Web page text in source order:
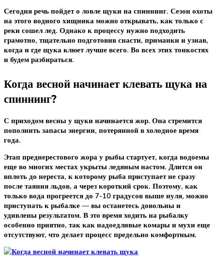
Сегодня речь пойдет о ловле щуки на спиннинг. Сезон охоты
на этого водного хищника можно открывать, как только с
реки сошел лед. Однако к процессу нужно подходить
грамотно, тщательно подготовив снасти, приманки и узнав,
когда и где щука клюет лучше всего. Во всех этих тонкостях
и будем разбираться.
Когда весной начинает клевать щука на
спиннинг?
С приходом весны у щуки начинается жор. Она стремится
пополнить запасы энергии, потерянной в холодное время
года.
Этап преднерестового жора у рыбы стартует, когда водоемы
еще во многих местах укрыты ледяным настом. Длится он
вплоть до нереста, к которому рыба приступает не сразу
после таяния льдов, а через короткий срок. Поэтому, как
только вода прогреется до 7-10 градусов выше нуля, можно
приступать к рыбалке — вы останетесь довольны и
удивлены результатом. В это время ходить на рыбалку
особенно приятно, так как надоедливые комары и мухи еще
отсутствуют, что делает процесс предельно комфортным.